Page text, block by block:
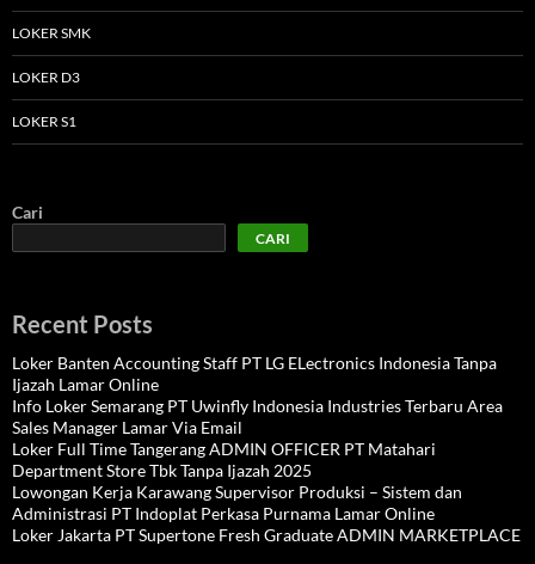
LOKER SMK
LOKER D3
LOKER S1
Cari
CARI
Recent Posts
Loker Banten Accounting Staff PT LG ELectronics Indonesia Tanpa
Ijazah Lamar Online
Info Loker Semarang PT Uwinfly Indonesia Industries Terbaru Area
Sales Manager Lamar Via Email
Loker Full Time Tangerang ADMIN OFFICER PT Matahari
Department Store Tbk Tanpa Ijazah 2025
Lowongan Kerja Karawang Supervisor Produksi – Sistem dan
Administrasi PT Indoplat Perkasa Purnama Lamar Online
Loker Jakarta PT Supertone Fresh Graduate ADMIN MARKETPLACE